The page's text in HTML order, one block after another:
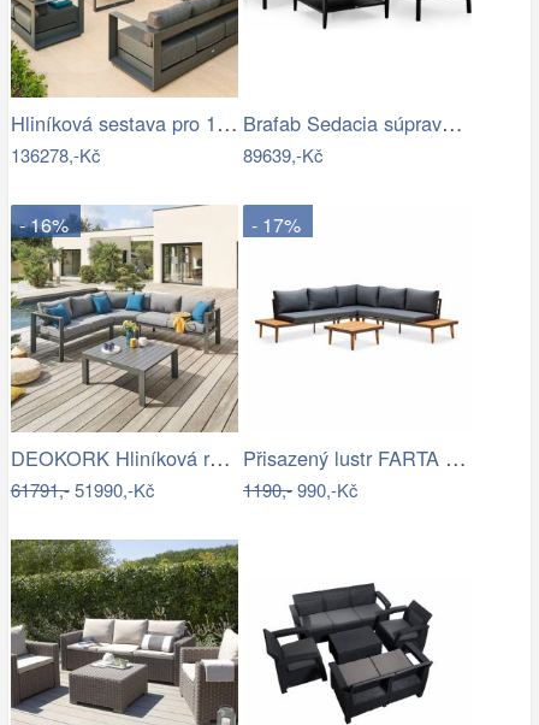
Hliníková sestava pro 10 osob MADRID …
136278,-Kč
Brafab Sedacia súprava BELFORT čierna -…
89639,-Kč
- 16%
DEOKORK Hliníková rohová sestava…
61791,-51990,-Kč
- 17%
Přisazený lustr FARTA 5xE27/60W/230V…
1190,-990,-Kč